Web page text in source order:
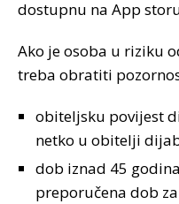
dostupnu na App
Ako je osoba u riziku
treba obratiti
obiteljsku povijest
netko u obitelji
dob iznad 45
preporučena dob